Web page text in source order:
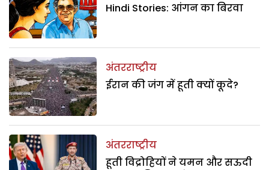
Hindi Stories: आंगन का बिरवा
अंतरराष्ट्रीय
ईरान की जंग में हूती क्यों कूदे?
अंतरराष्ट्रीय
हूती विद्रोहियों ने यमन और सऊदी